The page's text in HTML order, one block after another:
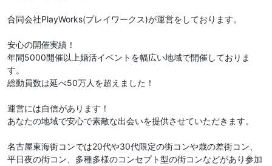
合同会社PlayWorks(プレイワークス)が運営をしております。
安心の開催実績！
年間5000開催以上婚活イベントを幅広い地域で開催しておりま
す。
総動員数は延べ50万人を超えました！
運営には自信があります！
あなたの地域で安心で素敵な出会いを提供させていただきます。
名古屋東海街コンでは20代や30代限定の街コンや歳の差街コン、
平日夜の街コン、多種多様のコンセプト型の街コンなどがあり参加